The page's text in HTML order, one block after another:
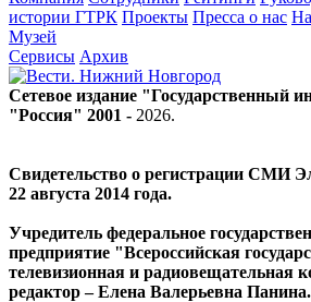
истории ГТРК Проекты Пресса о нас
Музей
Сервисы Архив
Сетевое издание "Государственный
"Россия" 2001 - 2026.
Свидетельство о регистрации СМИ
22 августа 2014 года.
Учредитель федеральное
предприятие "Всероссийская
телевизионная и
редактор – Елена Валерьевна Панина.